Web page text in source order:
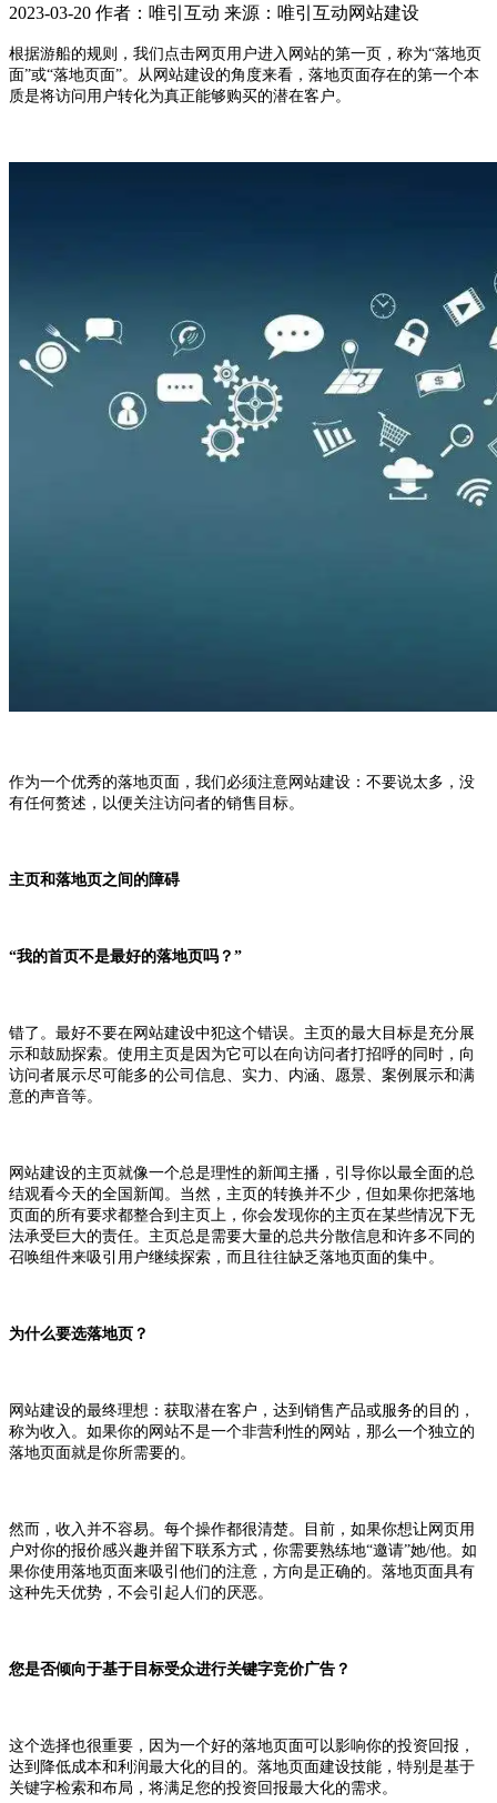
2023-03-20 作者：唯引互动 来源：唯引互动网站建设
根据游船的规则，我们点击网页用户进入网站的第一页，称为“落地页
面”或“落地页面”。从网站建设的角度来看，落地页面存在的第一个本
质是将访问用户转化为真正能够购买的潜在客户。
作为一个优秀的落地页面，我们必须注意网站建设：不要说太多，没
有任何赘述，以便关注访问者的销售目标。
主页和落地页之间的障碍
“我的首页不是最好的落地页吗？”
错了。最好不要在网站建设中犯这个错误。主页的最大目标是充分展
示和鼓励探索。使用主页是因为它可以在向访问者打招呼的同时，向
访问者展示尽可能多的公司信息、实力、内涵、愿景、案例展示和满
意的声音等。
网站建设的主页就像一个总是理性的新闻主播，引导你以最全面的总
结观看今天的全国新闻。当然，主页的转换并不少，但如果你把落地
页面的所有要求都整合到主页上，你会发现你的主页在某些情况下无
法承受巨大的责任。主页总是需要大量的总共分散信息和许多不同的
召唤组件来吸引用户继续探索，而且往往缺乏落地页面的集中。
为什么要选落地页？
网站建设的最终理想：获取潜在客户，达到销售产品或服务的目的，
称为收入。如果你的网站不是一个非营利性的网站，那么一个独立的
落地页面就是你所需要的。
然而，收入并不容易。每个操作都很清楚。目前，如果你想让网页用
户对你的报价感兴趣并留下联系方式，你需要熟练地“邀请”她/他。如
果你使用落地页面来吸引他们的注意，方向是正确的。落地页面具有
这种先天优势，不会引起人们的厌恶。
您是否倾向于基于目标受众进行关键字竞价广告？
这个选择也很重要，因为一个好的落地页面可以影响你的投资回报，
达到降低成本和利润最大化的目的。落地页面建设技能，特别是基于
关键字检索和布局，将满足您的投资回报最大化的需求。